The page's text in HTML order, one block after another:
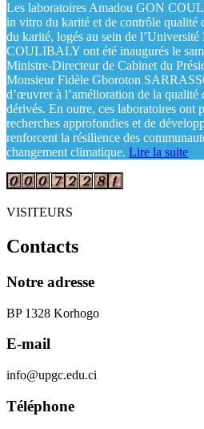
Les laboratoires Amadou GON
in vitro du karité et de contrôle qualité
du karité, logés au sein de
COULIBALY ont été inaugurés le
Ministre-Directeur de Cabinet du
Monsieur Fidèle Gboroton
d’œuvrer à l’amélioration de la qualité
dérivés. En outre, ces laboratoires ont
recherches approfondies et de
renforcent la résilience des
changement climatique. Lire la suite
VISITEURS
Contacts
Notre adresse
BP 1328 Korhogo
E-mail
info@upgc.edu.ci
Téléphone